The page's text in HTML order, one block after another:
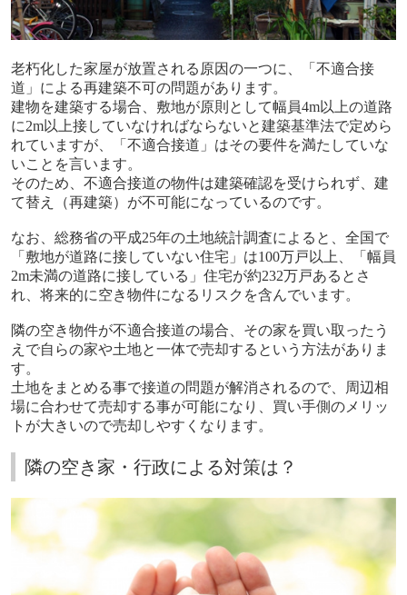
老朽化した家屋が放置される原因の一つに、「不適合接
道」による再建築不可の問題があります。
建物を建築する場合、敷地が原則として幅員4m以上の道路
に2m以上接していなければならないと建築基準法で定めら
れていますが、「不適合接道」はその要件を満たしていな
いことを言います。
そのため、不適合接道の物件は建築確認を受けられず、建
て替え（再建築）が不可能になっているのです。
なお、総務省の平成25年の土地統計調査によると、全国で
「敷地が道路に接していない住宅」は100万戸以上、「幅員
2m未満の道路に接している」住宅が約232万戸あるとさ
れ、将来的に空き物件になるリスクを含んでいます。
隣の空き物件が不適合接道の場合、その家を買い取ったう
えで自らの家や土地と一体で売却するという方法がありま
す。
土地をまとめる事で接道の問題が解消されるので、周辺相
場に合わせて売却する事が可能になり、買い手側のメリッ
トが大きいので売却しやすくなります。
隣の空き家・行政による対策は？